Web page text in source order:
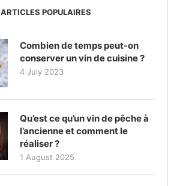
ARTICLES POPULAIRES
Combien de temps peut-on
conserver un vin de cuisine ?
4 July 2023
Qu’est ce qu’un vin de pêche à
l’ancienne et comment le
réaliser ?
1 August 2025